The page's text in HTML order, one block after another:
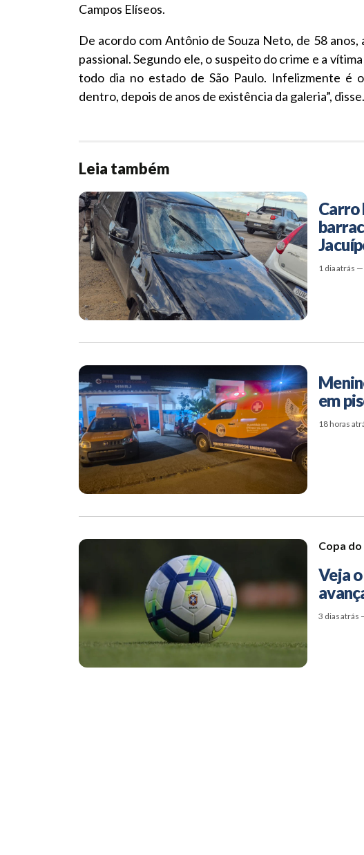
Campos Elíseos.
De acordo com Antônio de Souza Neto, de 58
passional. Segundo ele, o suspeito do crime e a
todo dia no estado de São Paulo. Infelizmente é
dentro, depois de anos de existência da galeria”,
Leia também
Carro
1 dia atrás
em
18 horas
Copa
Veja
3 dias atrás